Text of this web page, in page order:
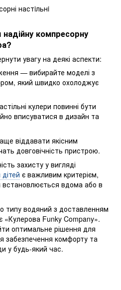
компресорну
увагу на деякі аспекти:
— вибирайте моделі з
який швидко охолоджує
кулери повинні бути
вписуватися в дизайн та
віддавати якісним
довговічність пристрою.
захисту у вигляді
є важливим критерієм,
встановлюється вдома або в
типу водяний з доставленням
«Кулерова Funky Company».
оптимальне рішення для
забезпечення комфорту та
у будь-який час.